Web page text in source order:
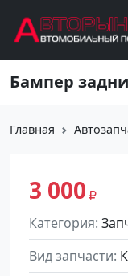
Бампер
Главная
3 000
Категория
Вид запчасти